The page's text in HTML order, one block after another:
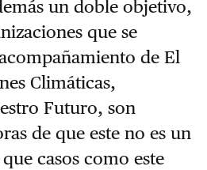
un doble objetivo,
que se
de El
Climáticas,
Futuro, son
de que este no es un
casos como este